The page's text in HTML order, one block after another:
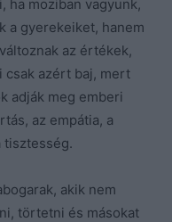
ha moziban vagyunk,
a gyerekeiket, hanem
az értékek,
csak azért baj, mert
adják meg emberi
az empátia, a
tisztesség.
akik nem
törtetni és másokat